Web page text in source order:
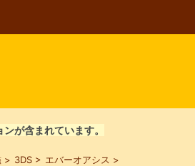
が含まれています。
> 3DS > エバーオアシス >